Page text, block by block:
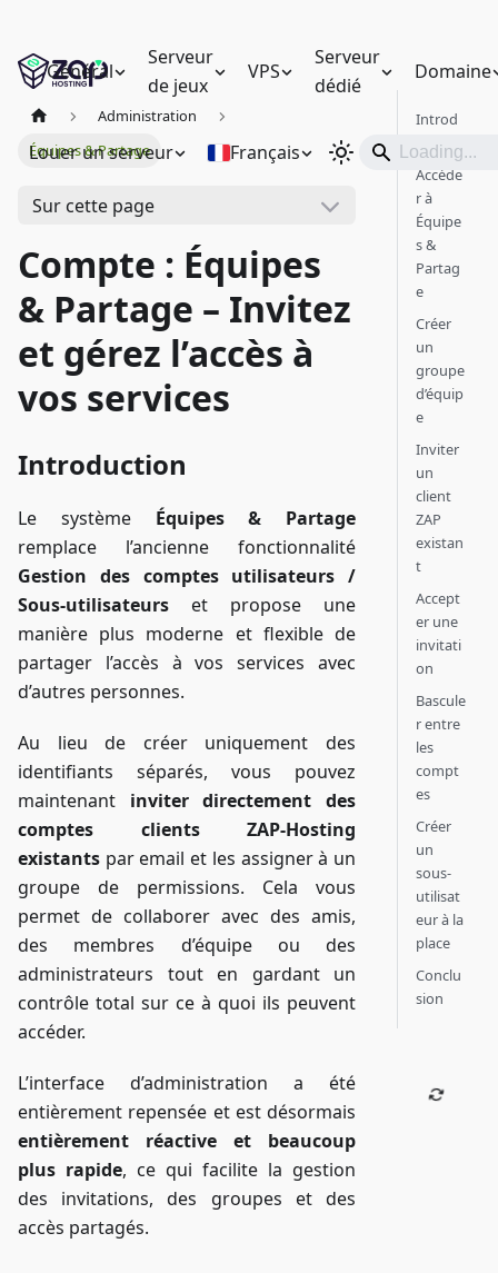
Général
Serveur
de jeux
VPS
Serveur
dédié
Domaine
Louer un serveur Français
Administration
Équipes & Partage
Sur cette page
Compte : Équipes
& Partage – Invitez
et gérez l’accès à
vos services
Introduction
Le système Équipes & Partage
remplace l’ancienne fonctionnalité
Gestion des comptes utilisateurs /
Sous-utilisateurs et propose une
manière plus moderne et flexible de
partager l’accès à vos services avec
d’autres personnes.
Au lieu de créer uniquement des
identifiants séparés, vous pouvez
maintenant inviter directement des
comptes clients ZAP-Hosting
existants par email et les assigner à un
groupe de permissions. Cela vous
permet de collaborer avec des amis,
des membres d’équipe ou des
administrateurs tout en gardant un
contrôle total sur ce à quoi ils peuvent
accéder.
L’interface d’administration a été
entièrement repensée et est désormais
entièrement réactive et beaucoup
plus rapide, ce qui facilite la gestion
des invitations, des groupes et des
accès partagés.
Introd
uction
Accéde
r à
Équipe
s &
Partag
e
Créer
un
groupe
d’équip
e
Inviter
un
client
ZAP
existan
t
Accept
er une
invitati
on
Bascule
r entre
les
compt
es
Créer
un
sous-
utilisat
eur à la
place
Conclu
sion